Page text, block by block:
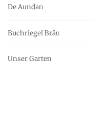
De Aundan
Buchriegel Bräu
Unser Garten